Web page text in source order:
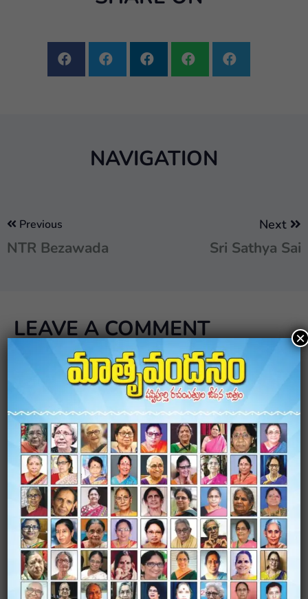
NAVIGATION
Previous
NTR Bezawada
Next
Sri Sathya Sai
LEAVE A COMMENT
Your email address will not be published.Required
fields are marked*
Comment*
Name *
×